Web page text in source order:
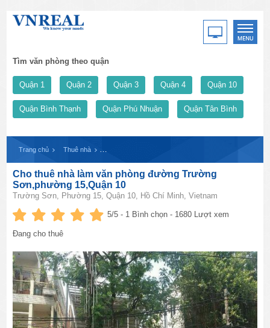
Tìm văn phòng theo quận
Quận 1 Quận 2 Quận 3 Quận 4 Quận 10
Quận Bình Thạnh Quận Phú Nhuận Quận Tân Bình
Trang chủ Thuê nhà
Cho thuê nhà làm văn phòng đường Trường
Sơn,phường 15,Quận 10
Trường Sơn, Phường 15, Quận 10, Hồ Chí Minh, Vietnam
5/5 - 1 Bình chọn - 1680 Lượt xem
Đang cho thuê